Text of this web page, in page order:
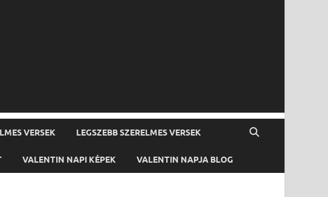
VERSEK LEGSZEBB SZERELMES VERSEK
VALENTIN NAPI KÉPEK VALENTIN NAPJA BLOG